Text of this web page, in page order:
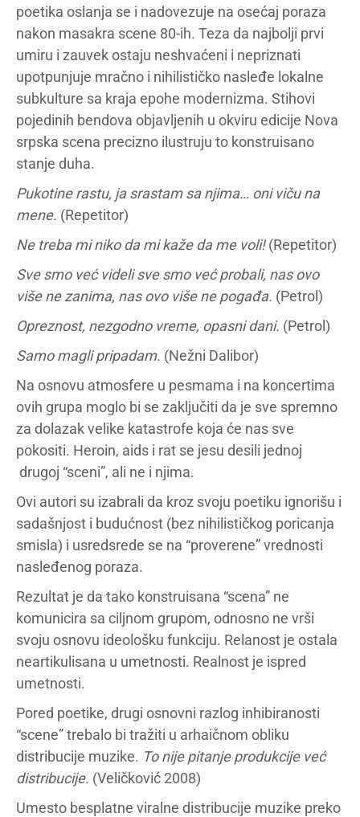
poetika oslanja se i nadovezuje na osećaj poraza
nakon masakra scene 80-ih. Teza da najbolji prvi
umiru i zauvek ostaju neshvaćeni i nepriznati
upotpunjuje mračno i nihilističko nasleđe lokalne
subkulture sa kraja epohe modernizma. Stihovi
pojedinih bendova objavljenih u okviru edicije Nova
srpska scena precizno ilustruju to konstruisano
stanje duha.
Pukotine rastu, ja srastam sa njima… oni viču na
mene. (Repetitor)
Ne treba mi niko da mi kaže da me voli!(Repetitor)
Sve smo već videli sve smo već probali, nas ovo
više ne zanima, nas ovo više ne pogađa. (Petrol)
Opreznost, nezgodno vreme, opasni dani. (Petrol)
Samo magli pripadam. (Nežni Dalibor)
Na osnovu atmosfere u pesmama i na koncertima
ovih grupa moglo bi se zaključiti da je sve spremno
za dolazak velike katastrofe koja će nas sve
pokositi. Heroin, aids i rat se jesu desili jednoj
drugoj “sceni”, ali ne i njima.
Ovi autori su izabrali da kroz svoju poetiku ignorišu i
sadašnjost i budućnost (bez nihilističkog poricanja
smisla) i usredsrede se na “proverene” vrednosti
nasleđenog poraza.
Rezultat je da tako konstruisana “scena” ne
komunicira sa ciljnom grupom, odnosno ne vrši
svoju osnovu ideološku funkciju. Relanost je ostala
neartikulisana u umetnosti. Realnost je ispred
umetnosti.
Pored poetike, drugi osnovni razlog inhibiranosti
“scene” trebalo bi tražiti u arhaičnom obliku
distribucije muzike. To nije pitanje produkcije već
distribucije. (Veličković 2008)
Umesto besplatne viralne distribucije muzike preko